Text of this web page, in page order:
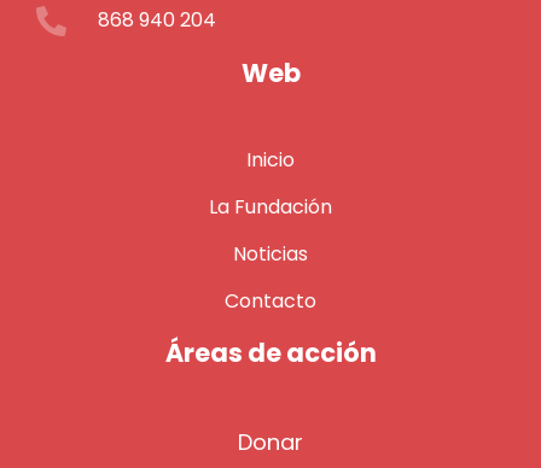
868 940 204
Web
Inicio
La Fundación
Noticias
Contacto
Áreas de acción
Donar